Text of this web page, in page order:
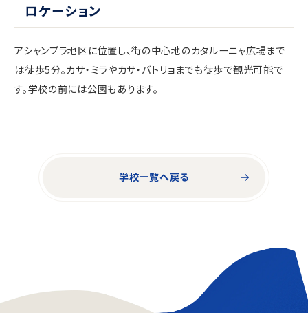
ロケーション
アシャンプラ地区に位置し、街の中心地のカタルーニャ広場まで
は徒歩5分。カサ・ミラやカサ・バトリョまでも徒歩で観光可能で
す。学校の前には公園もあります。
学校一覧へ戻る